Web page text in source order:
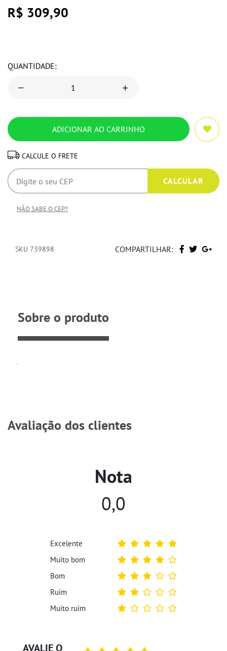
R$ 309,90
QUANTIDADE:
CALCULE O FRETE
NÃO SABE O CEP?
SKU 739898 COMPARTILHAR:
Sobre o produto
.
Avaliação dos clientes
AVALIE O
Nota
0,0
Excelente
Muito bom
Bom
Ruim
Muito ruim